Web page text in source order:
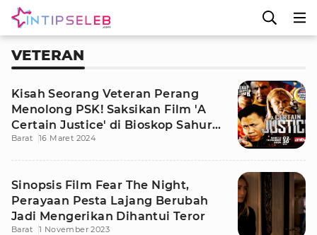
VETERAN
Kisah Seorang Veteran Perang
Menolong PSK! Saksikan Film 'A
Certain Justice' di Bioskop Sahur
ANTV
Barat 16 Maret 2024
Sinopsis Film Fear The Night,
Perayaan Pesta Lajang Berubah
Jadi Mengerikan Dihantui Teror
Barat 1 November 2023